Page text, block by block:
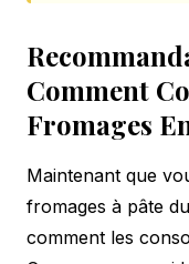
Comment
Fromages
Maintenant que
fromages à pâte
comment les